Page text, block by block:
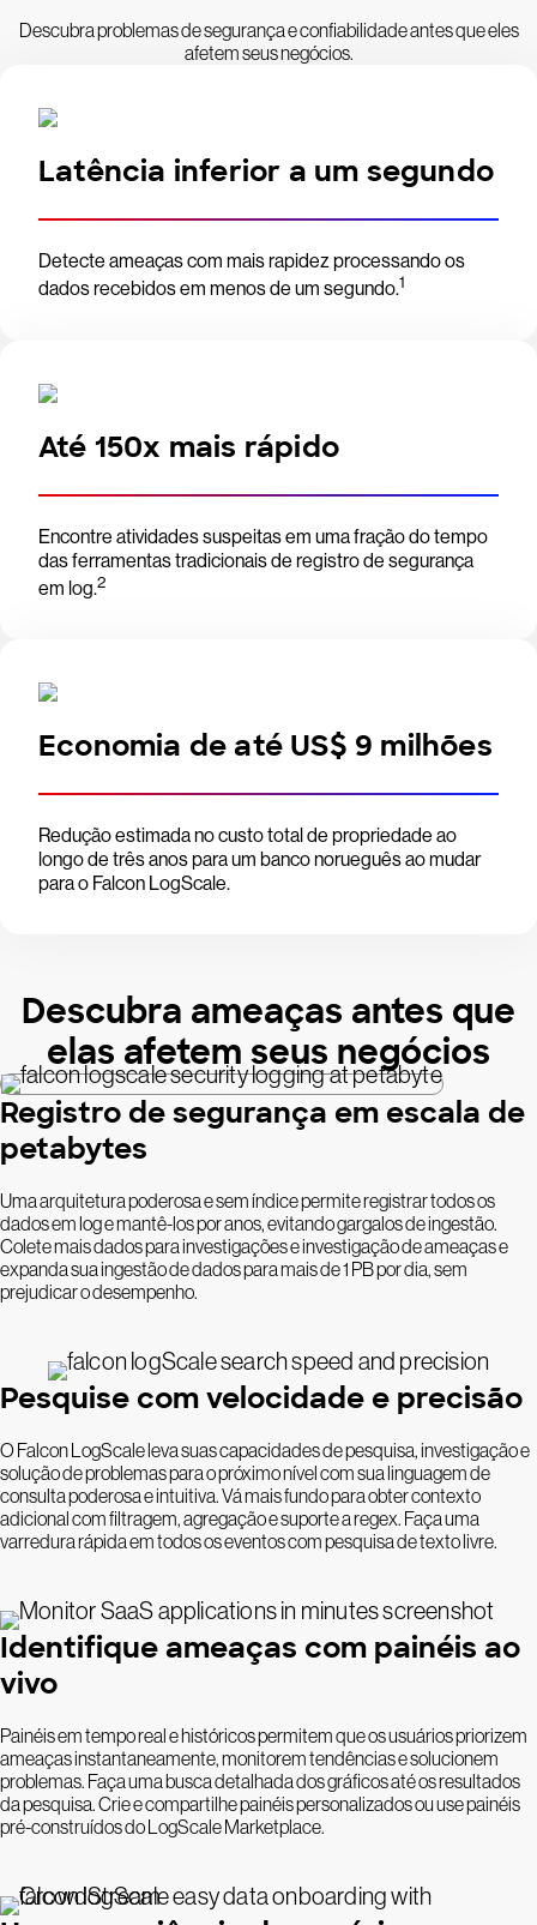
Descubra problemas de segurança e confiabilidade antes que eles
afetem seus negócios.
Latência inferior a um segundo
Detecte ameaças com mais rapidez processando os
dados recebidos em menos de um segundo.1
Até 150x mais rápido
Encontre atividades suspeitas em uma fração do tempo
das ferramentas tradicionais de registro de segurança
em log.2
Economia de até US$ 9 milhões
Redução estimada no custo total de propriedade ao
longo de três anos para um banco norueguês ao mudar
para o Falcon LogScale.
Descubra ameaças antes que
elas afetem seus negócios
Registro de segurança em escala de
petabytes
Uma arquitetura poderosa e sem índice permite registrar todos os
dados em log e mantê-los por anos, evitando gargalos de ingestão.
Colete mais dados para investigações e investigação de ameaças e
expanda sua ingestão de dados para mais de 1 PB por dia, sem
prejudicar o desempenho.
Pesquise com velocidade e precisão
O Falcon LogScale leva suas capacidades de pesquisa, investigação e
solução de problemas para o próximo nível com sua linguagem de
consulta poderosa e intuitiva. Vá mais fundo para obter contexto
adicional com filtragem, agregação e suporte a regex. Faça uma
varredura rápida em todos os eventos com pesquisa de texto livre.
Identifique ameaças com painéis ao
vivo
Painéis em tempo real e históricos permitem que os usuários priorizem
ameaças instantaneamente, monitorem tendências e solucionem
problemas. Faça uma busca detalhada dos gráficos até os resultados
da pesquisa. Crie e compartilhe painéis personalizados ou use painéis
pré-construídos do LogScale Marketplace.